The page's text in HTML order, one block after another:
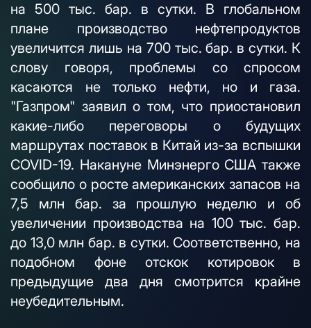
на 500 тыс. бар. в сутки. В глобальном
плане производство нефтепродуктов
увеличится лишь на 700 тыс. бар. в сутки. К
слову говоря, проблемы со спросом
касаются не только нефти, но и газа.
"Газпром" заявил о том, что приостановил
какие-либо переговоры о будущих
маршрутах поставок в Китай из-за вспышки
COVID-19. Накануне Минэнерго США также
сообщило о росте американских запасов на
7,5 млн бар. за прошлую неделю и об
увеличении производства на 100 тыс. бар.
до 13,0 млн бар. в сутки. Соответственно, на
подобном фоне отскок котировок в
предыдущие два дня смотрится крайне
неубедительным.